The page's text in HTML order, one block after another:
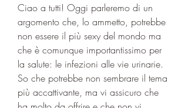
Ciao a tutti! Oggi parleremo di un
argomento che, lo ammetto, potrebbe
non essere il più sexy del mondo ma
che è comunque importantissimo per
la salute: le infezioni alle vie urinarie.
So che potrebbe non sembrare il tema
più accattivante, ma vi assicuro che